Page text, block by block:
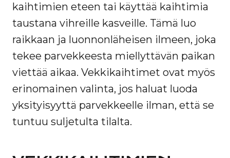
kaihtimien eteen tai käyttää kaihtimia
taustana vihreille kasveille. Tämä luo
raikkaan ja luonnonläheisen ilmeen, joka
tekee parvekkeesta miellyttävän paikan
viettää aikaa. Vekkikaihtimet ovat myös
erinomainen valinta, jos haluat luoda
yksityisyyttä parvekkeelle ilman, että se
tuntuu suljetulta tilalta.